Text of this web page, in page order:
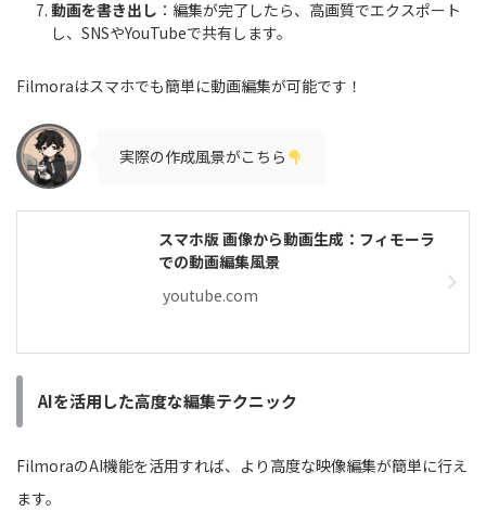
動画を書き出し ：編集が完了したら、高画質でエクスポート
し、SNSやYouTubeで共有します。
Filmoraはスマホでも簡単に動画編集が可能です！
実際の作成風景がこちら
スマホ版 画像から動画生成：フィモーラ
での動画編集風景
youtube.com
AIを活用した高度な編集テクニック
FilmoraのAI機能を活用すれば、より高度な映像編集が簡単に行え
ます。